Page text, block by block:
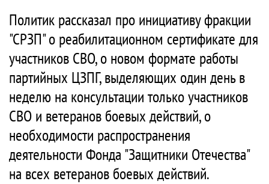
Политик рассказал про инициативу фракции
"СРЗП" о реабилитационном сертификате для
участников СВО, о новом формате работы
партийных ЦЗПГ, выделяющих один день в
неделю на консультации только участников
СВО и ветеранов боевых действий, о
необходимости распространения
деятельности Фонда "Защитники Отечества"
на всех ветеранов боевых действий.